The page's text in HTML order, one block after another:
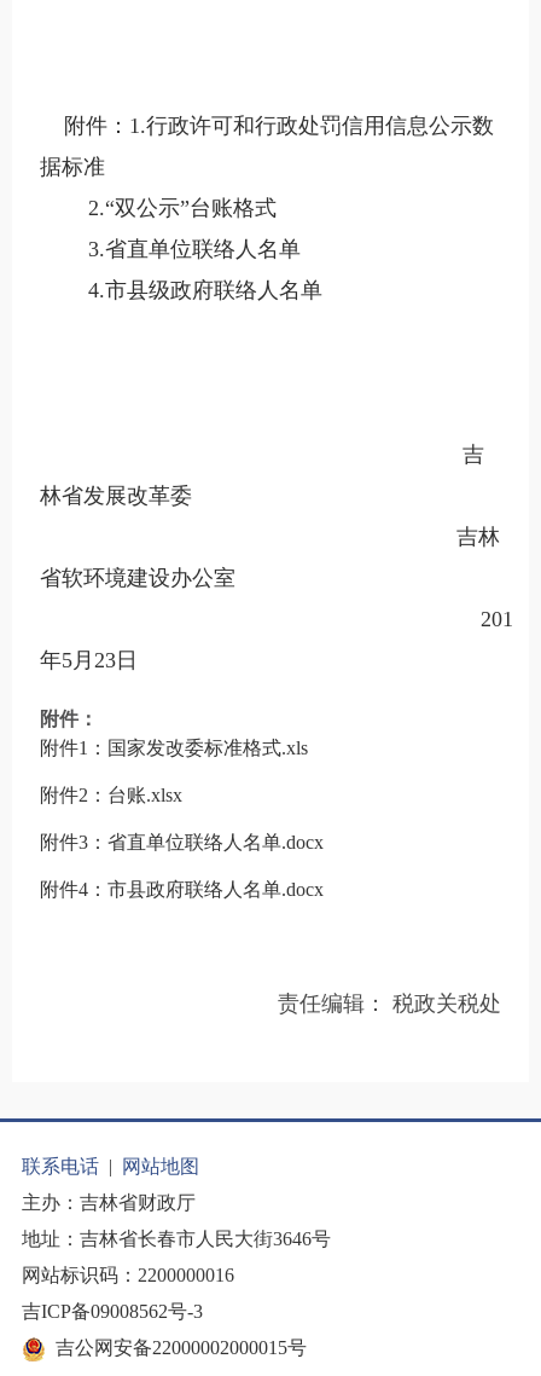
附件：1.行政许可和行政处罚信用信息公示数
据标准
2.“双公示”台账格式
3.省直单位联络人名单
4.市县级政府联络人名单
吉
林省发展改革委
吉林
省软环境建设办公室
2017
年5月23日
附件：
附件1：国家发改委标准格式.xls
附件2：台账.xlsx
附件3：省直单位联络人名单.docx
附件4：市县政府联络人名单.docx
责任编辑： 税政关税处
联系电话 |
网站地图
主办：吉林省财政厅
地址：吉林省长春市人民大街3646号
网站标识码：2200000016
吉ICP备09008562号-3
吉公网安备22000002000015号